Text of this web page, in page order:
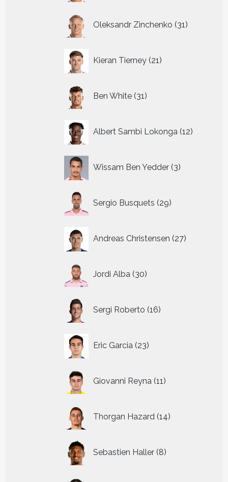
Oleksandr Zinchenko 31
producten
Kieran Tierney 21
producten
Ben White 31
producten
Albert Sambi Lokonga 12
Wissam Ben Yedder 3
producten
Sergio Busquets 29
producten
Andreas Christensen 27
producten
Jordi Alba 30
producten
Sergi Roberto 16
producten
Eric Garcia 23
producten
Giovanni Reyna 11
producten
Thorgan Hazard 14
producten
Sebastien Haller 8
producten